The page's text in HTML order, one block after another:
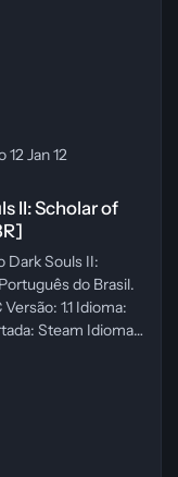
12Jan 12
II: Scholar of
Dark Souls II:
do Brasil.
1.1 Idioma:
Steam Idioma
23/04/2025
469 MB